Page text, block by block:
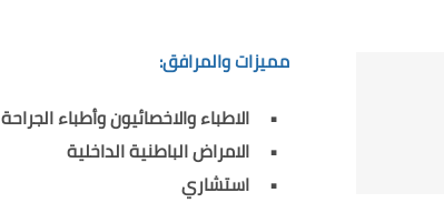
مميزات والمرافق:
الاطباء والاخصائيون وأطباء الجراحة
الامراض الباطنية الداخلية
استشاري